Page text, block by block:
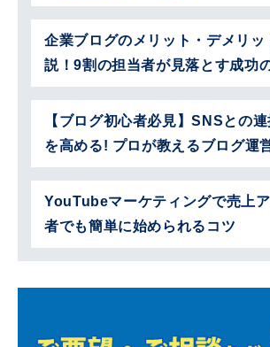
企業ブログのメリット・デメリッ
説！9割の担当者が見落とす成功
【ブログ初心者必見】SNSとの
を高める! プロが教えるブログ運
YouTubeマーケティングで売上
者でも簡単に始められるコツ